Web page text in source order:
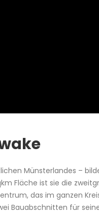
Münsterlandes –
Fläche ist sie die
das im ganzen
Bauabschnitten für